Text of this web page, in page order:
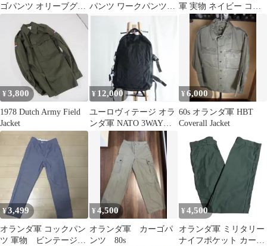
ゴパンツ オリーブグリ
ーン ミリタリー ワイ
ドパンツ
パンツ ワークパンツ
カーキ ブーツ 軍パ
ン ミリタリー
軍 実物 ネイビー コッ
トン・ベイカーBDUパ
ンツ
¥3,800
1978 Dutch Army Field
Jacket
¥ 12,000
ユーロヴィテージ オラ
ンダ軍 NATO 3WAYフ
ィールドリュックブラ
ック
¥6,000
60s オランダ軍 HBT
Coverall Jacket
¥3,499
オランダ軍 コックパン
ツ 軍物 ビンテージ
¥4,500
オランダ軍 カーゴパ
ンツ 80s
¥ 4,500
オランダ軍 ミリタリー
ナイフポケット カーゴ